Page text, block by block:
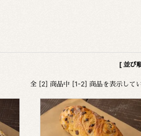
[ 並び
全 [2] 商品中 [1-2] 商品を表示して